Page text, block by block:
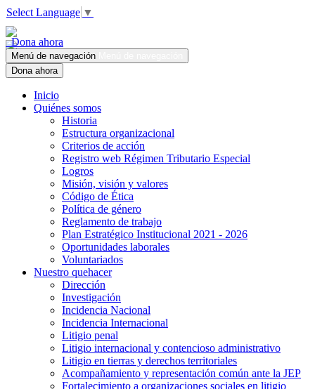
Select Language ▼
Dona ahora
Menú de navegación
Dona ahora
Inicio
Quiénes somos
Historia
Estructura organizacional
Criterios de acción
Registro web Régimen Tributario Especial
Logros
Misión, visión y valores
Código de Ética
Política de género
Reglamento de trabajo
Plan Estratégico Institucional 2021 - 2026
Oportunidades laborales
Voluntariados
Nuestro quehacer
Dirección
Investigación
Incidencia Nacional
Incidencia Internacional
Litigio penal
Litigio internacional y contencioso administrativo
Litigio en tierras y derechos territoriales
Acompañamiento y representación común ante la JEP
Fortalecimiento a organizaciones sociales en litigio